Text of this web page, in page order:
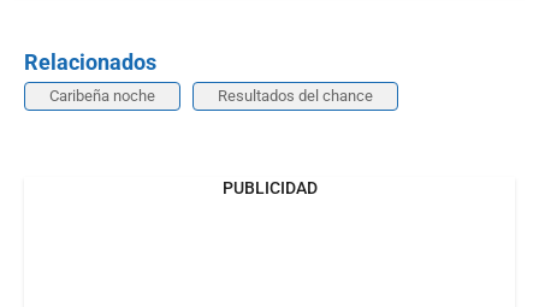
Relacionados
Caribeña noche Resultados del chance
PUBLICIDAD